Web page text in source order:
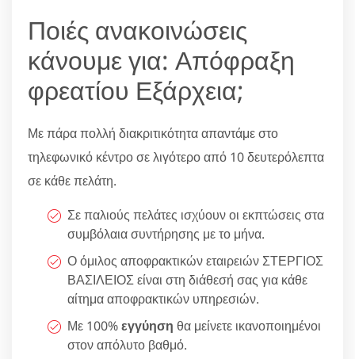
Ποιές ανακοινώσεις
κάνουμε για: Απόφραξη
φρεατίου Εξάρχεια;
Με πάρα πολλή διακριτικότητα απαντάμε στο
τηλεφωνικό κέντρο σε λιγότερο από 10 δευτερόλεπτα
σε κάθε πελάτη.
Σε παλιούς πελάτες ισχύουν οι εκπτώσεις στα
συμβόλαια συντήρησης με το μήνα.
Ο όμιλος αποφρακτικών εταιρειών ΣΤΕΡΓΙΟΣ
ΒΑΣΙΛΕΙΟΣ είναι στη διάθεσή σας για κάθε
αίτημα αποφρακτικών υπηρεσιών.
Με 100%εγγύηση θα μείνετε ικανοποιημένοι
στον απόλυτο βαθμό.